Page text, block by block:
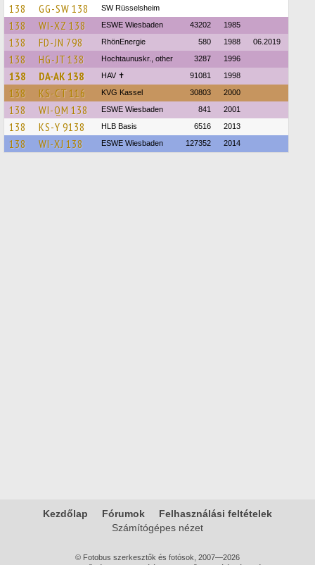
138 GG-SW 138 SW Rüsselsheim
138 WI-XZ 138 ESWE Wiesbaden 43202 1985
138 FD-JN 798 RhönEnergie 580 1988 06.2019
138 HG-JT 138 Hochtaunuskr., other 3287 1996
138 DA-AK 138 HAV ✝ 91081 1998
138 KS-CT 116 KVG Kassel 30803 2000
138 WI-QM 138 ESWE Wiesbaden 841 2001
138 KS-Y 9138 HLB Basis 6516 2013
138 WI-XJ 138 ESWE Wiesbaden 127352 2014
Kezdőlap Fórumok
Felhasználási feltételek
Számítógépes nézet
© Fotobus szerkesztők és fotósok, 2007—2026